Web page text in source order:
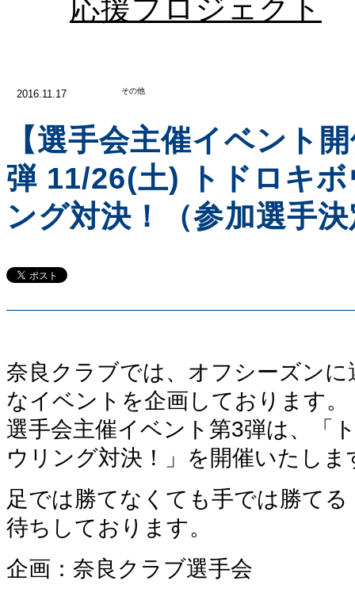
応援プロジェクト
2016.11.17 その他
【選手会主催イベント
弾 11/26(土) トドロキ
ング対決！（参加選手
奈良クラブでは、オフシーズン
なイベントを企画しております。
選手会主催イベント第3弾は、「
ウリング対決！」を開催いたしま
足では勝てなくても手では勝て
待ちしております。
企画：奈良クラブ選手会